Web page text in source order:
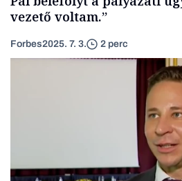
vezető voltam.”
Forbes2025. 7. 3. 2 perc